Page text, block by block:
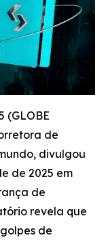
(GLOBE
de
divulgou
de 2025 em
de
revela que
de